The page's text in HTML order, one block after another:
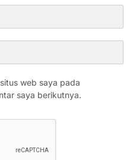
web saya pada
saya berikutnya.